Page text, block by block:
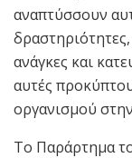
αναπτύσσουν
ανάγκες και
αυτές
οργανισμού
Το Παράρτημα